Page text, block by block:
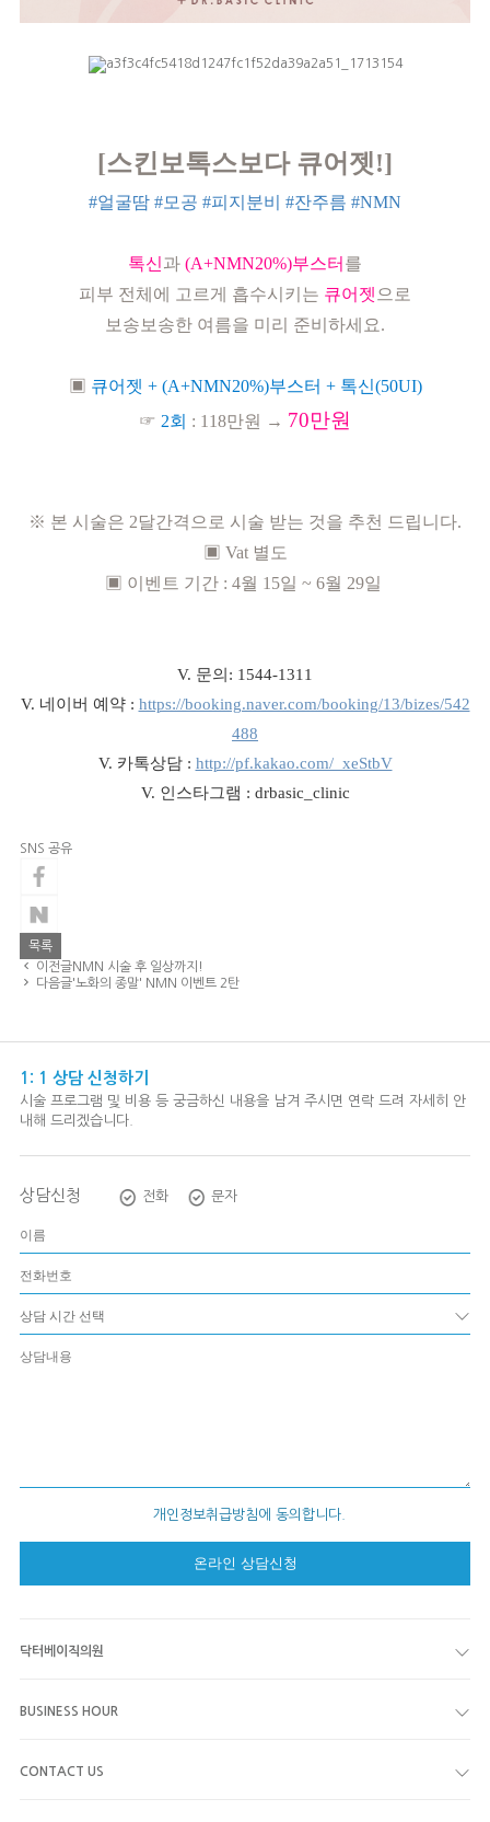
[스킨보톡스보다 큐어젯!]
#얼굴땀 #모공 #피지분비 #잔주름 #NMN
톡신과 (A+NMN20%)부스터 를
피부 전체에 고르게 흡수시키는 큐어젯 으로
보송보송한 여름을 미리 준비하세요.
▣ 큐어젯 + (A+NMN20%)부스터 + 톡신(50UI)
☞ 2회 : 118만원 → 70만원
※ 본 시술은 2달간격으로 시술 받는 것을 추천 드립니다.
▣ Vat 별도
▣ 이벤트 기간 : 4월 15일 ~ 6월 29일
V. 문의: 1544-1311
V. 네이버 예약 : https://booking.naver.com/booking/13/bizes/542
488
V. 카톡상담 : http://pf.kakao.com/_xeStbV
V. 인스타그램 : drbasic_clinic
SNS 공유
목록
이전글NMN 시술 후 일상까지!
다음글'노화의 종말' NMN 이벤트 2탄
1: 1 상담 신청하기
시술 프로그램 및 비용 등 궁금하신 내용을 남겨 주시면 연락 드려 자세히 안
내해 드리겠습니다.
상담신청 전화 문자
개인정보취급방침에 동의합니다.
닥터베이직의원
BUSINESS HOUR
CONTACT US